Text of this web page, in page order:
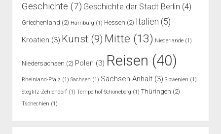
Geschichte (7) Geschichte der Stadt Berlin (4)
Griechenland (2) Hamburg (1) Hessen (2) Italien (5)
Kroatien (3) Kunst(9) Mitte (13) Niederlande(1)
Niedersachsen (2) Polen (3) Reisen (40)
Rheinland-Pfalz(1) Sachsen (1) Sachsen-Anhalt(3) Slowenien (1)
Steglitz-Zehlendorf (1) Tempelhof-Schöneberg (1) Thüringen (2)
Tschechien (1)